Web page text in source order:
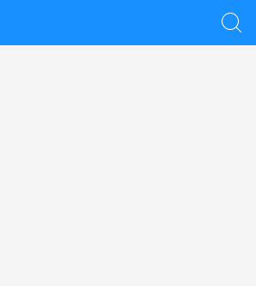
